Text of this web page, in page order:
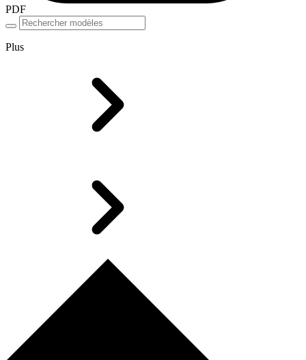
PDF
Plus